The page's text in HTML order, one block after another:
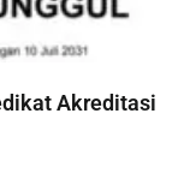
Akreditasi